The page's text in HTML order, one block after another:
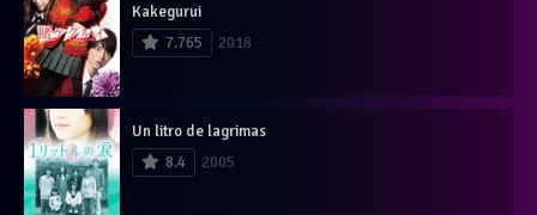
Kakegurui
7.765
2018
Un litro de lagrimas
8.4
2005